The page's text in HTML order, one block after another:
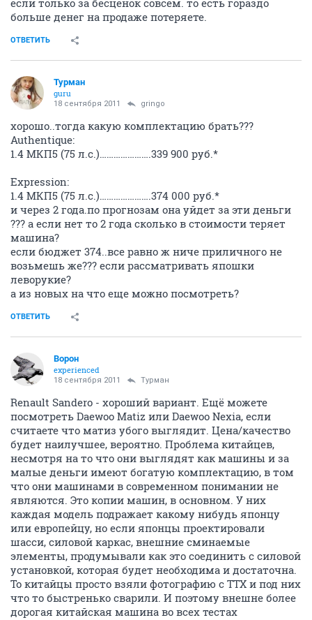
если только за бесценок совсем. то есть гораздо
больше денег на продаже потеряете.
ОТВЕТИТЬ
Турман
guru
18 сентября 2011 gringo
хорошо..тогда какую комплектацию брать???
Authentique:
1.4 МКП5 (75 л.с.)………………….339 900 руб.*
Expression:
1.4 МКП5 (75 л.с.)………………….374 000 руб.*
и через 2 года.по прогнозам она уйдет за эти деньги
??? а если нет то 2 года сколько в стоимости теряет
машина?
если бюджет 374..все равно ж ниче приличного не
возьмешь же??? если рассматривать япошки
леворукие?
а из новых на что еще можно посмотреть?
ОТВЕТИТЬ
Ворон
experienced
18 сентября 2011 Турман
Renault Sandero - хороший вариант. Ещё можете
посмотреть Daewoo Matiz или Daewoo Nexia, если
считаете что матиз убого выглядит. Цена/качество
будет наилучшее, вероятно. Проблема китайцев,
несмотря на то что они выглядят как машины и за
малые деньги имеют богатую комплектацию, в том
что они машинами в современном понимании не
являются. Это копии машин, в основном. У них
каждая модель подражает какому нибудь японцу
или европейцу, но если японцы проектировали
шасси, силовой каркас, внешние сминаемые
элементы, продумывали как это соединить с силовой
установкой, которая будет необходима и достаточна.
То китайцы просто взяли фотографию с ТТХ и под них
что то быстренько сварили. И поэтому внешне более
дорогая китайская машина во всех тестах